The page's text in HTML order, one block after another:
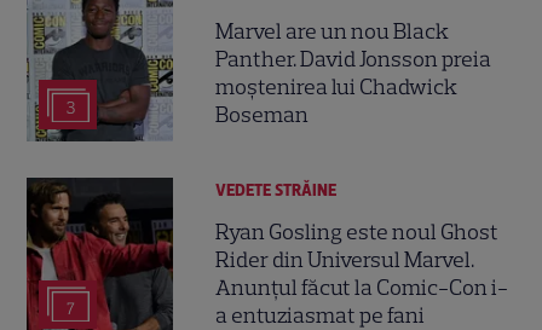
3
Marvel are un nou Black
Panther. David Jonsson preia
moștenirea lui Chadwick
Boseman
7
VEDETE STRĂINE
Ryan Gosling este noul Ghost
Rider din Universul Marvel.
Anunțul făcut la Comic-Con i-
a entuziasmat pe fani